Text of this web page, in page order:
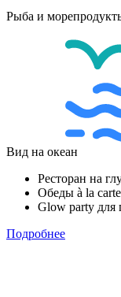
Рыба и
Вид на океан
Ресторан на
Обеды à la
Glow party для
Подробнее